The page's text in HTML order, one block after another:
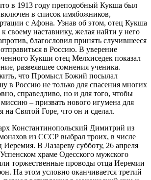
в 1913 году преподобный Кукша был
в список имябожников,
с Афона. Узнав об этом, отец Кукша
своему наставнику, желая найти у него
благословил принять случившееся
в Россию. В уверение
Кукши отец Мелхиседек показал
развеявшее сомнения ученика.
что Промысл Божий посылал
в Россию не только для спасения многих
справедливо, но и для того, чтобы
– призвать нового игумена для
на Святой Горе, что он и сделал.
Константинопольский Димитрий из
из СССР выбрал троих, в числе
В Лазареву субботу, 26 апреля
храме Одесского мужского
торжественные проводы отца Иеремии
На этом условно оканчивается третий